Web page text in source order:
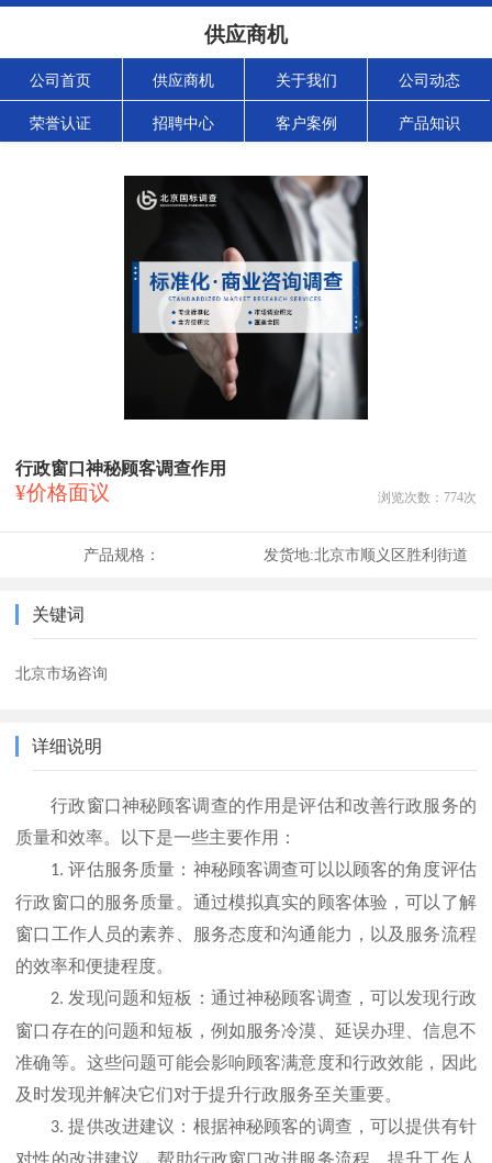
供应商机
公司首页 供应商机 关于我们 公司动态
荣誉认证 招聘中心 客户案例 产品知识
行政窗口神秘顾客调查作用
¥价格面议 浏览次数： 774次
产品规格： 发货地:北京市顺义区胜利街道
关键词
北京市场咨询
详细说明
行政窗口神秘顾客调查的作用是评估和改善行政服务的
质量和效率。以下是一些主要作用：
1.评估服务质量：神秘顾客调查可以以顾客的角度评估
行政窗口的服务质量。通过模拟真实的顾客体验，可以了解
窗口工作人员的素养、服务态度和沟通能力，以及服务流程
的效率和便捷程度。
2.发现问题和短板：通过神秘顾客调查，可以发现行政
窗口存在的问题和短板，例如服务冷漠、延误办理、信息不
准确等。这些问题可能会影响顾客满意度和行政效能，因此
及时发现并解决它们对于提升行政服务至关重要。
3.提供改进建议：根据神秘顾客的调查，可以提供有针